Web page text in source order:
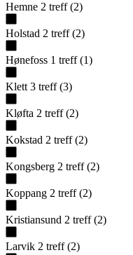
Hemne 2 treff (2)
Holstad 2 treff (2)
Hønefoss 1 treff (1)
Klett 3 treff (3)
Kløfta 2 treff (2)
Kokstad 2 treff (2)
Kongsberg 2 treff (2)
Koppang 2 treff (2)
Kristiansund 2 treff (2)
Larvik 2 treff (2)